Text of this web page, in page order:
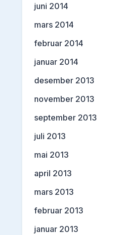
juni 2014
mars 2014
februar 2014
januar 2014
desember 2013
november 2013
september 2013
juli 2013
mai 2013
april 2013
mars 2013
februar 2013
januar 2013